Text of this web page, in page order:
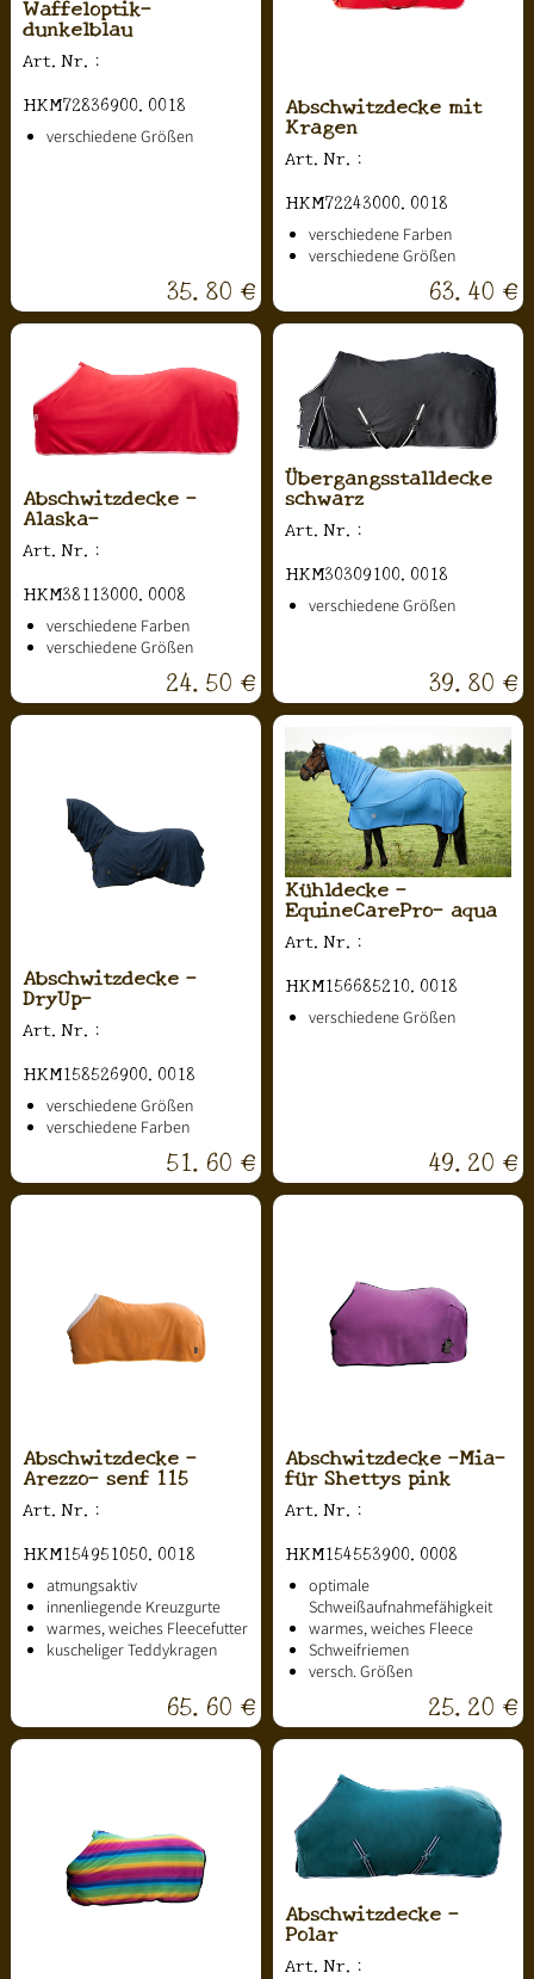
Waffeloptik-
dunkelblau
Art.Nr.:
HKM72836900.0018
verschiedene Größen
35.80 €
Abschwitzdecke mit
Kragen
Art.Nr.:
HKM72243000.0018
verschiedene Farben
verschiedene Größen
63.40 €
Abschwitzdecke -
Alaska-
Art.Nr.:
HKM38113000.0008
verschiedene Farben
verschiedene Größen
24.50 €
Übergangsstalldecke
schwarz
Art.Nr.:
HKM30309100.0018
verschiedene Größen
39.80 €
Abschwitzdecke -
DryUp-
Art.Nr.:
HKM158526900.0018
verschiedene Größen
verschiedene Farben
51.60 €
Kühldecke -
EquineCarePro- aqua
Art.Nr.:
HKM156685210.0018
verschiedene Größen
49.20 €
Abschwitzdecke -
Arezzo- senf 115
Art.Nr.:
HKM154951050.0018
atmungsaktiv
innenliegende Kreuzgurte
warmes, weiches Fleecefutter
kuscheliger Teddykragen
65.60 €
Abschwitzdecke -Mia-
für Shettys pink
Art.Nr.:
HKM154553900.0008
optimale
Schweißaufnahmefähigkeit
warmes, weiches Fleece
Schweifriemen
versch. Größen
25.20 €
Abschwitzdecke -
Polar
Art.Nr.: